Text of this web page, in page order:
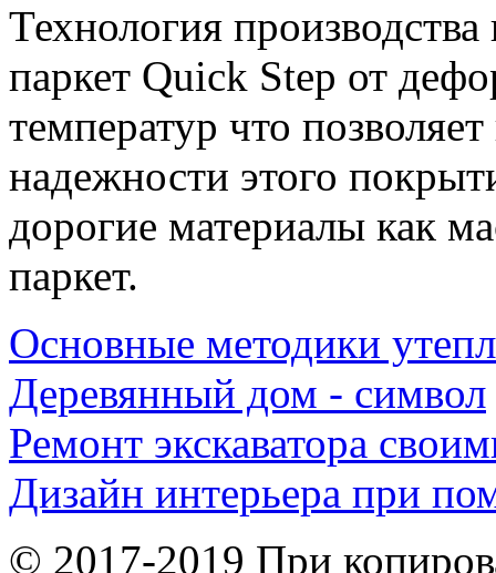
Технология
паркет Quick Step от
температур что
надежности этого
дорогие материалы как
паркет.
Основные методики
Деревянный дом - символ
Ремонт экскаватора
Дизайн интерьера при
© 2017-2019 При